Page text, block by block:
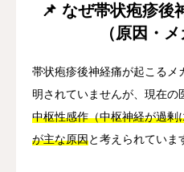
📌 なぜ帯状疱疹後
（原因・
帯状疱疹後神経痛が起こるメ
明されていませんが、現在の
中枢性感作（中枢神経が過剰
が主な原因と考えられていま